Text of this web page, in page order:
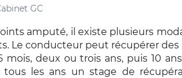
GC
amputé, il existe plusieurs
Le conducteur peut récupérer des
mois, deux ou trois ans, puis 10
tous les ans un stage de